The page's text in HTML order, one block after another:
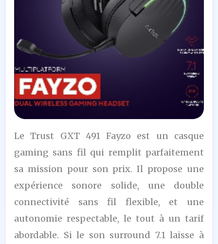
8
/10
Le Trust GXT 491 Fayzo est un casque
gaming sans fil qui remplit parfaitement
sa mission pour son prix. Il propose une
expérience sonore solide, une double
connectivité sans fil flexible, et une
autonomie respectable, le tout à un tarif
abordable. Si le son surround 7.1 laisse à